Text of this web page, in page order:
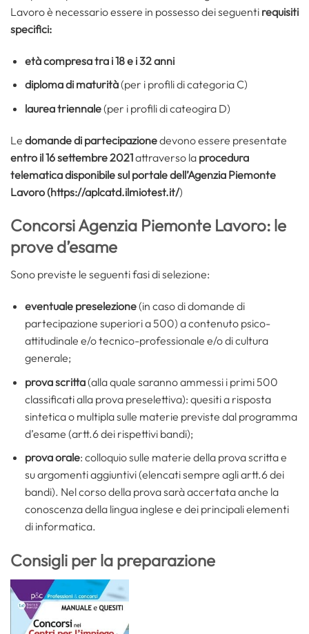
Lavoro è necessario essere in possesso dei seguenti requisiti
specifici:
età compresa tra i 18 e i 32 anni
diploma di maturità(per i profili di categoria C)
laurea triennale(per i profili di cateogira D)
Le domande di partecipazionedevono essere presentate
entro il 16 settembre 2021attraverso la procedura
telematica disponibile sul portale dell’Agenzia Piemonte
Lavoro (https://aplcatd.ilmiotest.it/)
Concorsi Agenzia Piemonte Lavoro: le
prove d’esame
Sono previste le seguenti fasi di selezione:
eventuale preselezione(in caso di domande di
partecipazione superiori a 500) a contenuto psico-
attitudinale e/o tecnico-professionale e/o di cultura
generale;
prova scritta(alla quale saranno ammessi i primi 500
classificati alla prova preselettiva): quesiti a risposta
sintetica o multipla sulle materie previste dal programma
d’esame (artt.6 dei rispettivi bandi);
prova orale: colloquio sulle materie della prova scritta e
su argomenti aggiuntivi (elencati sempre agli artt.6 dei
bandi). Nel corso della prova sarà accertata anche la
conoscenza della lingua inglese e dei principali elementi
di informatica.
Consigli per la preparazione